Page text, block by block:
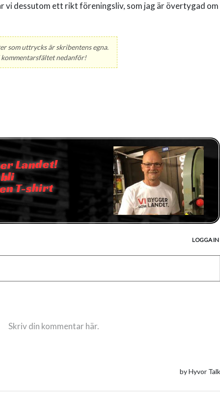
vi dessutom ett rikt föreningsliv, som jag är övertygad om
som uttrycks är skribentens egna.
kommentarsfältet nedanför!
Landet!
T-shirt